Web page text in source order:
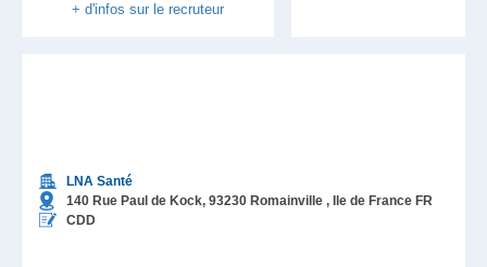
+ d'infos sur le recruteur
LNA Santé
140 Rue Paul de Kock, 93230 Romainville , Ile de France FR
CDD